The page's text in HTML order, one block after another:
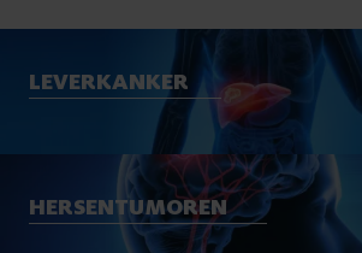
LEVERKANKER
HERSENTUMOREN